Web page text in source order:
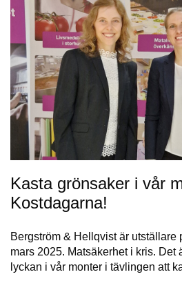
Kasta grönsaker i vår
Kostdagarna!
Bergström & Hellqvist är utställare
mars 2025. Matsäkerhet i kris. Det
lyckan i vår monter i tävlingen att